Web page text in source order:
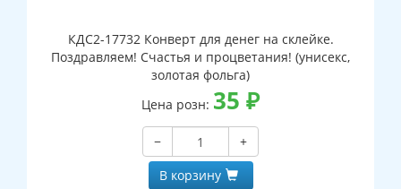
КДС2-17732 Конверт для денег на склейке.
Поздравляем! Счастья и процветания! (унисекс,
золотая фольга)
Цена розн: 35 ₽
−
+
В корзину